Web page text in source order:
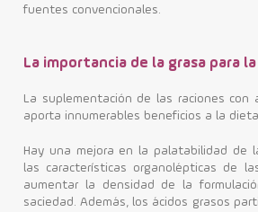
fuentes convencionales.
La importancia de la grasa para
La suplementación de las raciones con
aporta innumerables beneficios a la
Hay una mejora en la palatabilidad de
las características organolépticas de
aumentar la densidad de la
saciedad.Además, los ácidos grasos